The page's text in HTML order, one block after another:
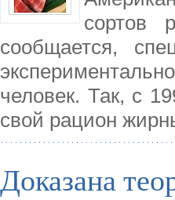
сортов
сообщается,
человек. Так, с
свой рацион
Доказана